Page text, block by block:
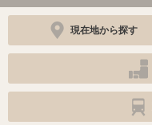
現在地から探す